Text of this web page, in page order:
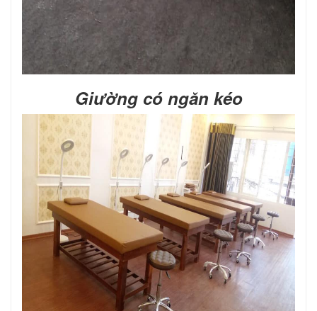
Giường có ngăn kéo